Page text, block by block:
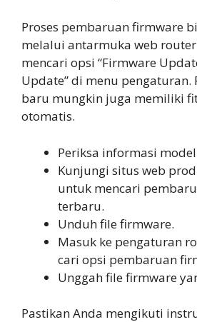
Proses pembaruan firmware
melalui antarmuka web
mencari opsi “Firmware
Update” di menu pengaturan.
baru mungkin juga memiliki
otomatis.
Periksa informasi
Kunjungi situs web
untuk mencari
terbaru.
Unduh file firmware.
Masuk ke pengaturan
cari opsi pembaruan
Unggah file firmware
Pastikan Anda mengikuti